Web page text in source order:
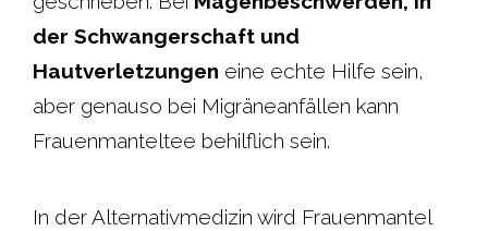
der Schwangerschaft und
Hautverletzungen eine echte Hilfe sein,
aber genauso bei Migräneanfällen kann
Frauenmanteltee behilflich sein.
In der Alternativmedizin wird Frauenmantel